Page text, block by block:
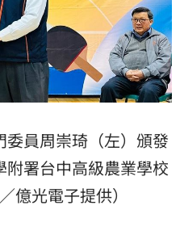
員周崇琦（左）頒發
署台中高級農業學校
億光電子提供）